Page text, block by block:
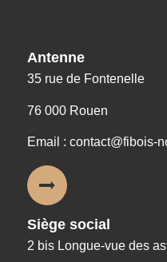
Antenne
35 rue de Fontenelle
76 000 Rouen
Email : contact@fibois-
Siège social
2 bis Longue-vue des